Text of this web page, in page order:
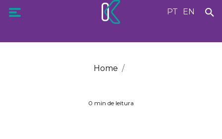
PT EN
Home
0 min de leitura